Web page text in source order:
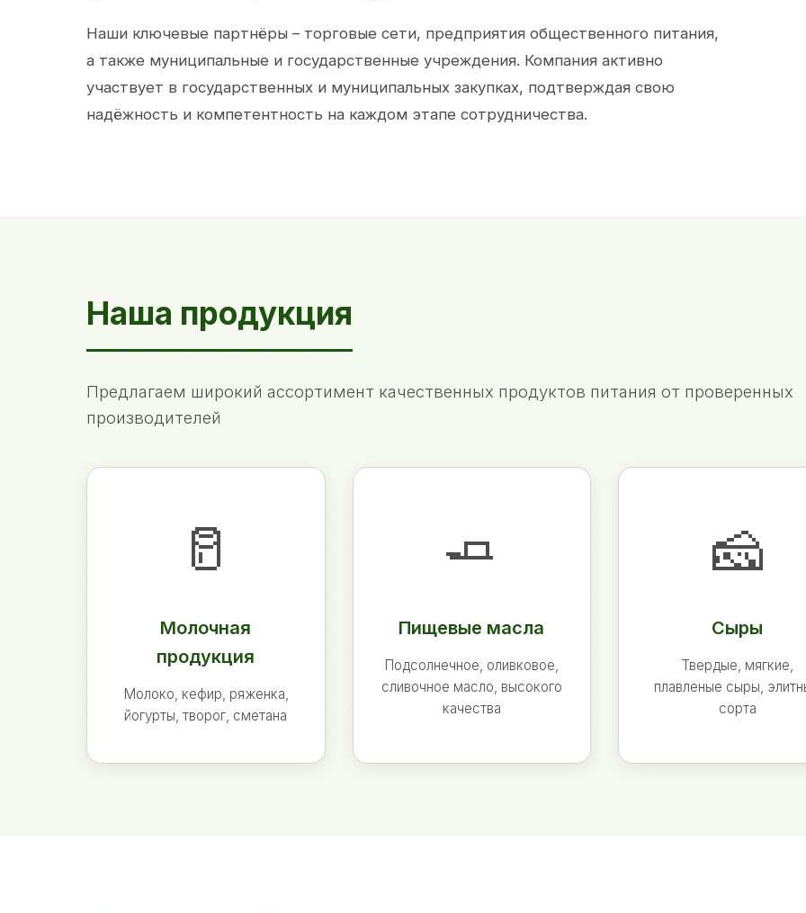
Наши ключевые партнёры – торговые сети, предприятия общественного питания,
а также муниципальные и государственные учреждения. Компания активно
участвует в государственных и муниципальных закупках, подтверждая свою
надёжность и компетентность на каждом этапе сотрудничества.
Наша продукция
Предлагаем широкий ассортимент качественных продуктов питания от проверенных
производителей
🥛
Молочная
продукция
Молоко, кефир, ряженка,
йогурты, творог, сметана
🧈
Пищевые масла
Подсолнечное, оливковое,
сливочное масло, высокого
качества
🧀
Сыры
Твердые, мягкие,
плавленые сыры,
сорта